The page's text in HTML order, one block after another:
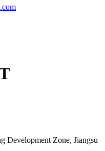
Development Zone, Jiangsu